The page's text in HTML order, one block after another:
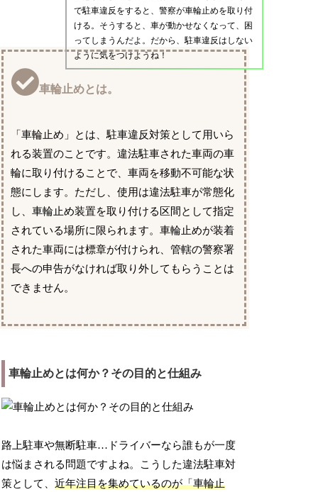
で駐車違反をすると、警察が車輪止めを取り付
ける。そうすると、車が動かせなくなって、困
ってしまうんだよ。だから、駐車違反はしない
ように気をつけようね！
車輪止めとは。
「車輪止め」とは、駐車違反対策として用いら
れる装置のことです。違法駐車された車両の車
輪に取り付けることで、車両を移動不可能な状
態にします。ただし、使用は違法駐車が常態化
し、車輪止め装置を取り付ける区間として指定
されている場所に限られます。車輪止めが装着
された車両には標章が付けられ、管轄の警察署
長への申告がなければ取り外してもらうことは
できません。
車輪止めとは何か？その目的と仕組み
路上駐車や無断駐車…ドライバーなら誰もが一度
は悩まされる問題ですよね。こうした違法駐車対
策として、近年注目を集めているのが「車輪止